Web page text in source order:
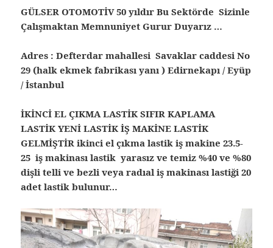
GÜLSER OTOMOTİV 50 yıldır Bu Sektörde Sizinle
Çalışmaktan Memnuniyet Gurur Duyarız …
Adres : Defterdar mahallesi Savaklar caddesi No
29 (halk ekmek fabrikası yanı ) Edirnekapı / Eyüp
/ İstanbul
İKİNCİ EL ÇIKMA LASTİK SIFIR KAPLAMA
LASTİK YENİ LASTİK İŞ MAKİNE LASTİK
GELMİŞTİR ikinci el çıkma lastik iş makine 23.5-
25 iş makinası lastik yarasız ve temiz %40 ve %80
dişli telli ve bezli veya radıal iş makinası lastiği 20
adet lastik bulunur…